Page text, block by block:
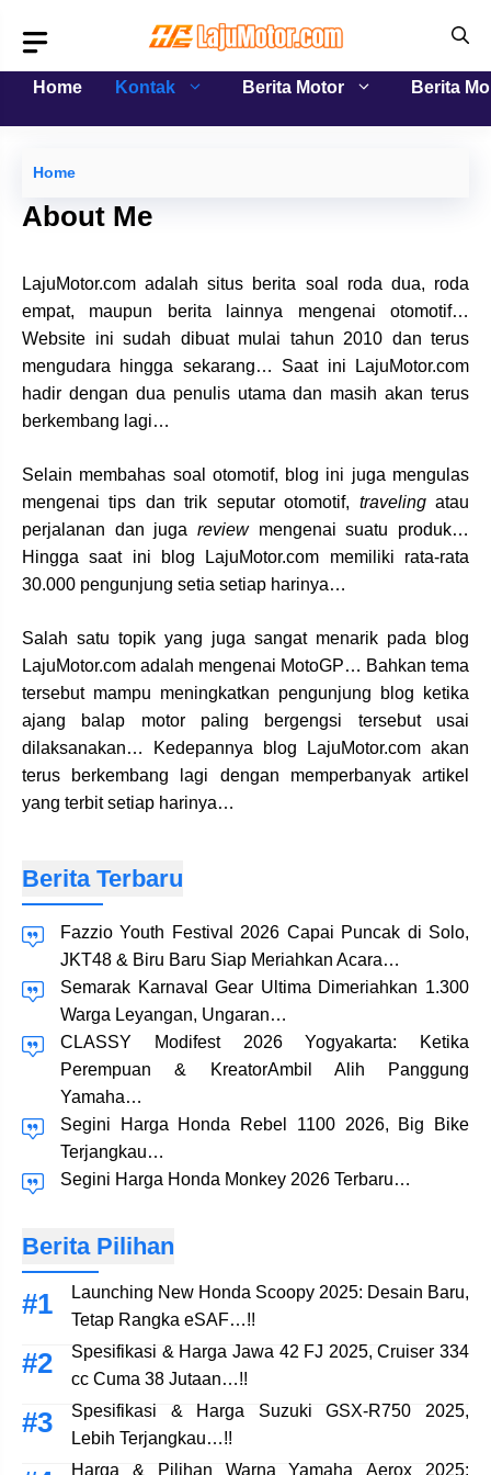
isi
Home
Kontak Berita Motor Berita
Home
About Me
LajuMotor.com adalah situs berita soal roda dua, roda
empat, maupun berita lainnya mengenai otomotif…
Website ini sudah dibuat mulai tahun 2010 dan terus
mengudara hingga sekarang… Saat ini LajuMotor.com
hadir dengan dua penulis utama dan masih akan terus
berkembang lagi…
Selain membahas soal otomotif, blog ini juga mengulas
mengenai tips dan trik seputar otomotif, travelingatau
perjalanan dan juga reviewmengenai suatu produk…
Hingga saat ini blog LajuMotor.com memiliki rata-rata
30.000 pengunjung setia setiap harinya…
Salah satu topik yang juga sangat menarik pada blog
LajuMotor.com adalah mengenai MotoGP… Bahkan tema
tersebut mampu meningkatkan pengunjung blog ketika
ajang balap motor paling bergengsi tersebut usai
dilaksanakan… Kedepannya blog LajuMotor.com akan
terus berkembang lagi dengan memperbanyak artikel
yang terbit setiap harinya…
Berita Terbaru
Fazzio Youth Festival 2026 Capai Puncak di Solo,
JKT48 & Biru Baru Siap Meriahkan Acara…
Semarak Karnaval Gear Ultima Dimeriahkan 1.300
Warga Leyangan, Ungaran…
CLASSY Modifest 2026 Yogyakarta: Ketika
Perempuan & KreatorAmbil Alih Panggung
Yamaha…
Segini Harga Honda Rebel 1100 2026, Big Bike
Terjangkau…
Segini Harga Honda Monkey 2026 Terbaru…
Berita Pilihan
Launching New Honda Scoopy 2025: Desain Baru,
Tetap Rangka eSAF…!!
Spesifikasi & Harga Jawa 42 FJ 2025, Cruiser 334
cc Cuma 38 Jutaan…!!
Spesifikasi & Harga Suzuki GSX-R750 2025,
Lebih Terjangkau…!!
Harga & Pilihan Warna Yamaha Aerox 2025: